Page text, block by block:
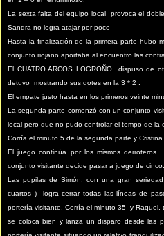
La sexta falta del equipo local provoca el
Sandra no logra atajar por poco
Hasta la finalización de la primera parte hubo
conjunto riojano aportaba al encuentro las
El CUATRO ARCOS LOGROÑO dispuso de
detuvo mostrando sus dotes en la 3 * 2 .
El empate justo hasta en los primeros veinte
La segunda parte comenzó con un conjunto
local pero que no pudo controlar el tempo de la
Corría el minuto 5 de la segunda parte y
El juego continúa por los mismos
conjunto visitante decide pasar a juego de cinco.
Las pupilas de Simón, con una gran
cuartos ) logra cerrar todas las líneas de
portería visitante. Corría el minuto 35 y
se coloca bien y lanza un disparo desde las